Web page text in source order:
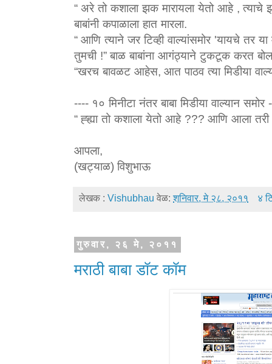
“ अरे तो कशाला झक मारायला येतो आहे , त्याचे
बाबांनी कपाळाला हात मारला.
“ आणि त्याने जर टिव्ही वाल्यांसमोर 'यायचे तर या
तुमची !” बाळ बाबांना आगंठ्याने टुकटूक करत
“खरच बावळट आहेस, आत पाठव त्या मिडीया
---- १० मिनीटा नंतर बाबा मिडीया वाल्यान समोर
“ ह्ह्या तो कशाला येतो आहे ??? आणि आला तरी
आपला,
(खट्याळ) विशुभाऊ
लेखक : Vishubhau वेळ:शनिवार, मे २८, २०११ ४
गुरुवार, २६ मे, २०११
मराठी बाबा डॉट कॉम